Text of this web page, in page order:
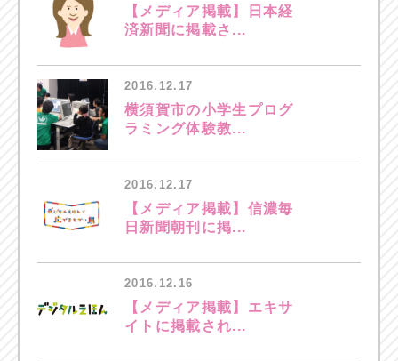
【メディア掲載】日本経
済新聞に掲載さ...
2016.12.17
横須賀市の小学生プログ
ラミング体験教...
2016.12.17
【メディア掲載】信濃毎
日新聞朝刊に掲...
2016.12.16
【メディア掲載】エキサ
イトに掲載され...